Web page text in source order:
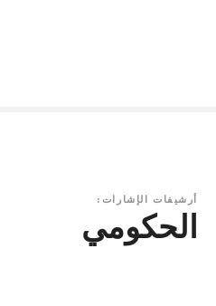
أرشيفات الإشارات:
الحكومي